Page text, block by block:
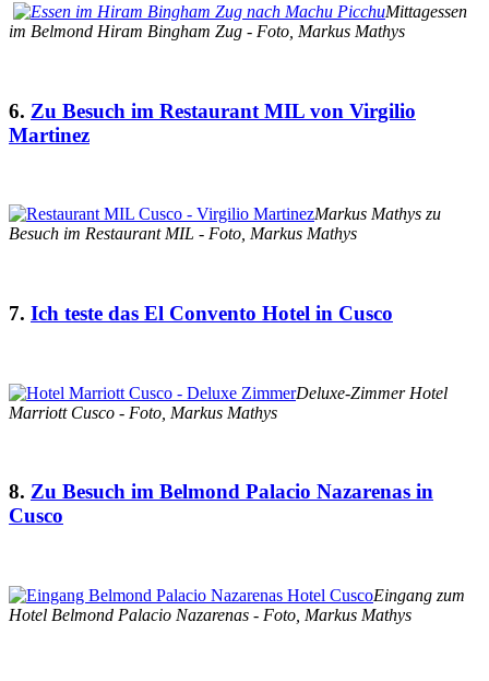
Mittagessen
im Belmond Hiram Bingham Zug - Foto, Markus Mathys
6. Zu Besuch im Restaurant MIL von Virgilio
Martinez
Markus Mathys zu
Besuch im Restaurant MIL - Foto, Markus Mathys
7. Ich teste das El Convento Hotel in Cusco
Deluxe-Zimmer Hotel
Marriott Cusco - Foto, Markus Mathys
8. Zu Besuch im Belmond Palacio Nazarenas in
Cusco
Eingang zum
Hotel Belmond Palacio Nazarenas - Foto, Markus Mathys